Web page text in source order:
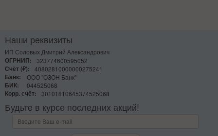
Наши реквизиты
ИП Соловых Дмитрий Александрович
ОГРНИП:
323774600595052
Счёт (₽):
40802810000000275241
Банк:
ООО "ОЗОН Банк"
БИК:
044525068
Корр. счёт:
30101810645374525068
Будьте в курсе последних акций!